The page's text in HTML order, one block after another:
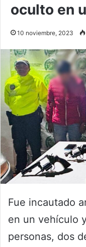
oculto en
10 noviembre, 2023
Fue incautado
en un vehículo
personas, dos